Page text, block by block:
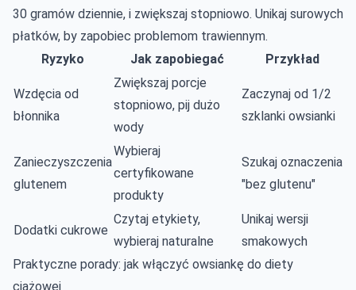
30 gramów dziennie, i zwiększaj stopniowo. Unikaj surowych
płatków, by zapobiec problemom trawiennym.
Ryzyko
Jak zapobiegać Przykład
Wzdęcia od
błonnika
Zwiększaj porcje
stopniowo, pij dużo
wody
Zaczynaj od 1/2
szklanki owsianki
Zanieczyszczenia
glutenem
Wybieraj
certyfikowane
produkty
Szukaj oznaczenia
"bez glutenu"
Dodatki cukrowe
Czytaj etykiety,
wybieraj naturalne
Unikaj wersji
smakowych
Praktyczne porady: jak włączyć owsiankę do diety
ciążowej